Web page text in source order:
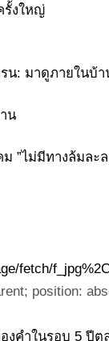
รั้งใหญ่
น: มาดูภายในบ้า
”ไม่มีทางล้มละ
fetch/
position:
งคำในรอบ 5 ปีต